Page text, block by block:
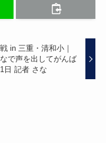
in 三重・清和小｜
で声を出してがんば
日 記者 さな